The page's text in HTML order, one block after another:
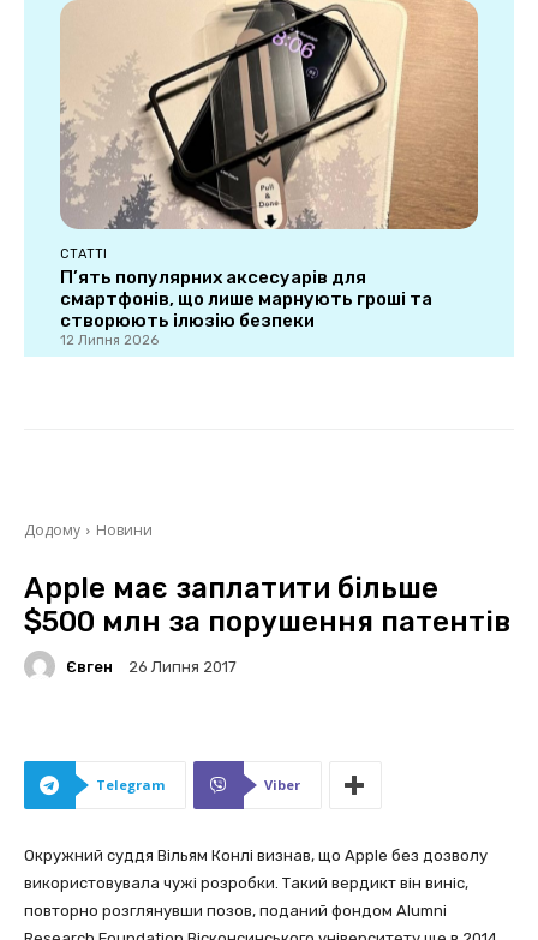
СТАТТІ
П’ять популярних аксесуарів для
смартфонів, що лише марнують гроші та
створюють ілюзію безпеки
12 Липня 2026